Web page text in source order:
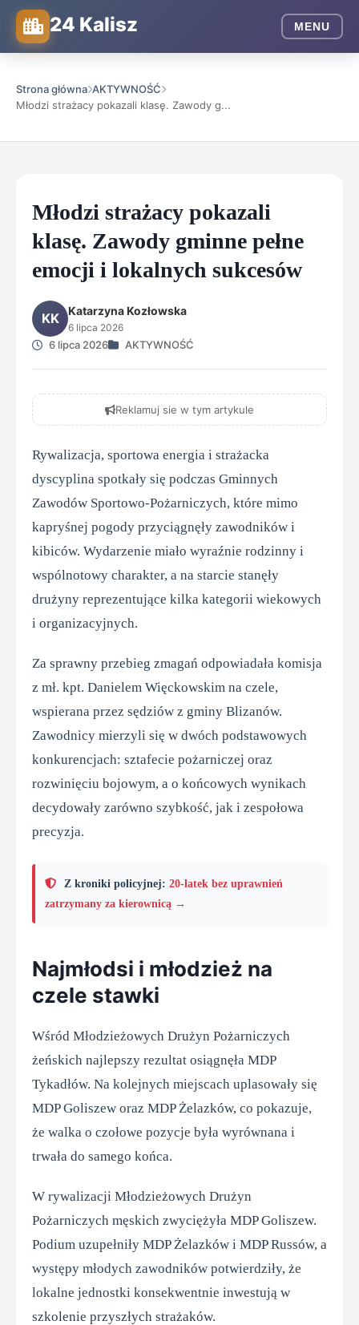
24 Kalisz MENU
Strona główna AKTYWNOŚĆ
Młodzi strażacy pokazali klasę. Zawody g...
Młodzi strażacy pokazali
klasę. Zawody gminne pełne
emocji i lokalnych sukcesów
KK Katarzyna Kozłowska
6 lipca 2026
6 lipca 2026 AKTYWNOŚĆ
Reklamuj sie w tym artykule
Rywalizacja, sportowa energia i strażacka
dyscyplina spotkały się podczas Gminnych
Zawodów Sportowo-Pożarniczych, które mimo
kapryśnej pogody przyciągnęły zawodników i
kibiców. Wydarzenie miało wyraźnie rodzinny i
wspólnotowy charakter, a na starcie stanęły
drużyny reprezentujące kilka kategorii wiekowych
i organizacyjnych.
Za sprawny przebieg zmagań odpowiadała komisja
z mł. kpt. Danielem Więckowskim na czele,
wspierana przez sędziów z gminy Blizanów.
Zawodnicy mierzyli się w dwóch podstawowych
konkurencjach: sztafecie pożarniczej oraz
rozwinięciu bojowym, a o końcowych wynikach
decydowały zarówno szybkość, jak i zespołowa
precyzja.
Z kroniki policyjnej: 20-latek bez uprawnień
zatrzymany za kierownicą →
Najmłodsi i młodzież na
czele stawki
Wśród Młodzieżowych Drużyn Pożarniczych
żeńskich najlepszy rezultat osiągnęła MDP
Tykadłów. Na kolejnych miejscach uplasowały się
MDP Goliszew oraz MDP Żelazków, co pokazuje,
że walka o czołowe pozycje była wyrównana i
trwała do samego końca.
W rywalizacji Młodzieżowych Drużyn
Pożarniczych męskich zwyciężyła MDP Goliszew.
Podium uzupełniły MDP Żelazków i MDP Russów, a
występy młodych zawodników potwierdziły, że
lokalne jednostki konsekwentnie inwestują w
szkolenie przyszłych strażaków.